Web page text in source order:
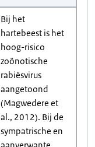
Bij het
hartebeest is het
hoog-risico
zoönotische
rabiësvirus
aangetoond
(Magwedere et
al., 2012). Bij de
sympatrische en